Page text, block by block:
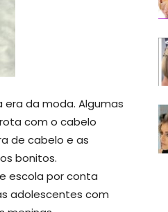
da moda. Algumas
com o cabelo
de cabelo e as
bonitos.
escola por conta
adolescentes com